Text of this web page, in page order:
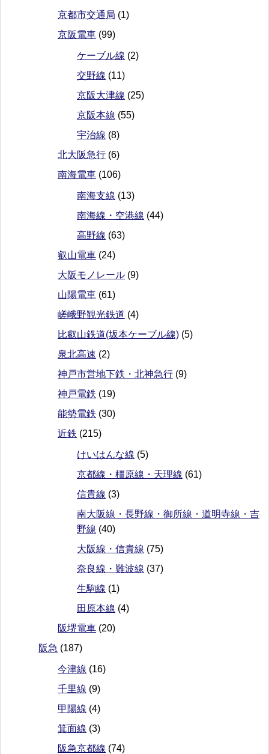
京都市交通局 (1)
京阪電車 (99)
ケーブル線 (2)
交野線 (11)
京阪大津線 (25)
京阪本線 (55)
宇治線 (8)
北大阪急行 (6)
南海電車 (106)
南海支線 (13)
南海線・空港線 (44)
高野線 (63)
叡山電車 (24)
大阪モノレール (9)
山陽電車 (61)
嵯峨野観光鉄道 (4)
比叡山鉄道(坂本ケーブル線) (5)
泉北高速 (2)
神戸市営地下鉄・北神急行 (9)
神戸電鉄 (19)
能勢電鉄 (30)
近鉄 (215)
けいはんな線 (5)
京都線・橿原線・天理線 (61)
信貴線 (3)
南大阪線・長野線・御所線・道明寺線・吉
野線 (40)
大阪線・信貴線 (75)
奈良線・難波線 (37)
生駒線 (1)
田原本線 (4)
阪堺電車 (20)
阪急 (187)
今津線 (16)
千里線 (9)
甲陽線 (4)
箕面線 (3)
阪急京都線 (74)